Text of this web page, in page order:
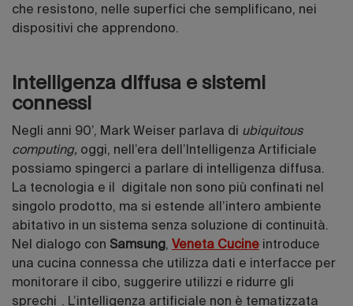
che resistono, nelle superfici che semplificano, nei
dispositivi che apprendono.
Intelligenza diffusa e sistemi
connessi
Negli anni 90’, Mark Weiser parlava di ubiquitous
computing, oggi, nell’era dell’Intelligenza Artificiale
possiamo spingerci a parlare di intelligenza diffusa.
La tecnologia e il digitale non sono più confinati nel
singolo prodotto, ma si estende all’intero ambiente
abitativo in un sistema senza soluzione di continuità.
Nel dialogo con Samsung, Veneta Cucine introduce
una cucina connessa che utilizza dati e interfacce per
monitorare il cibo, suggerire utilizzi e ridurre gli
sprechi . L’intelligenza artificiale non è tematizzata